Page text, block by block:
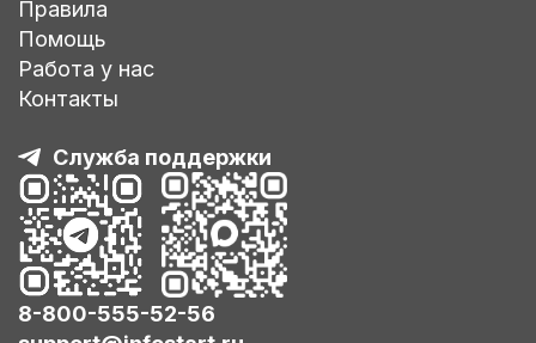
Правила
Помощь
Работа у нас
Контакты
Служба поддержки
8-800-555-52-56